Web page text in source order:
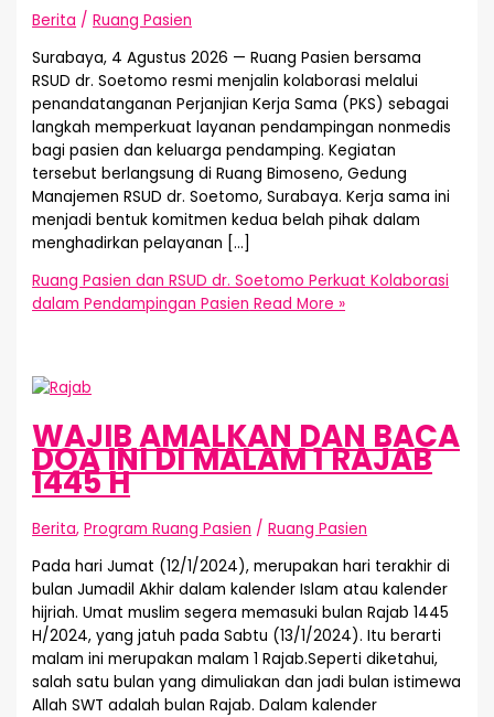
Berita /Ruang Pasien
Surabaya, 4 Agustus 2026 — Ruang Pasien bersama
RSUD dr. Soetomo resmi menjalin kolaborasi melalui
penandatanganan Perjanjian Kerja Sama (PKS) sebagai
langkah memperkuat layanan pendampingan nonmedis
bagi pasien dan keluarga pendamping. Kegiatan
tersebut berlangsung di Ruang Bimoseno, Gedung
Manajemen RSUD dr. Soetomo, Surabaya. Kerja sama ini
menjadi bentuk komitmen kedua belah pihak dalam
menghadirkan pelayanan […]
Ruang Pasien dan RSUD dr. Soetomo Perkuat Kolaborasi
dalam Pendampingan Pasien Read More »
WAJIB AMALKAN DAN BACA
DOA INI DI MALAM 1 RAJAB
1445 H
Berita,Program Ruang Pasien /Ruang Pasien
Pada hari Jumat (12/1/2024), merupakan hari terakhir di
bulan Jumadil Akhir dalam kalender Islam atau kalender
hijriah. Umat muslim segera memasuki bulan Rajab 1445
H/2024, yang jatuh pada Sabtu (13/1/2024). Itu berarti
malam ini merupakan malam 1 Rajab.Seperti diketahui,
salah satu bulan yang dimuliakan dan jadi bulan istimewa
Allah SWT adalah bulan Rajab. Dalam kalender